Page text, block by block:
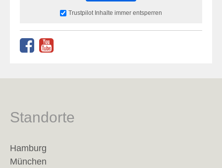
Trustpilot Inhalte immer entsperren
Standorte
Hamburg
München